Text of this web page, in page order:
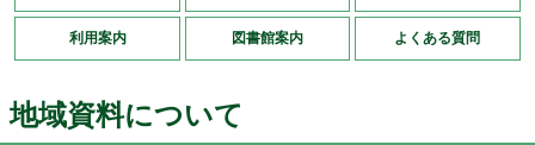
利用案内 図書館案内 よくある質問
地域資料について